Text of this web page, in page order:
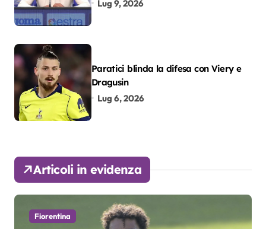
Lug 9, 2026
Paratici blinda la difesa con Viery e
Dragusin
Lug 6, 2026
Articoli in evidenza
Fiorentina